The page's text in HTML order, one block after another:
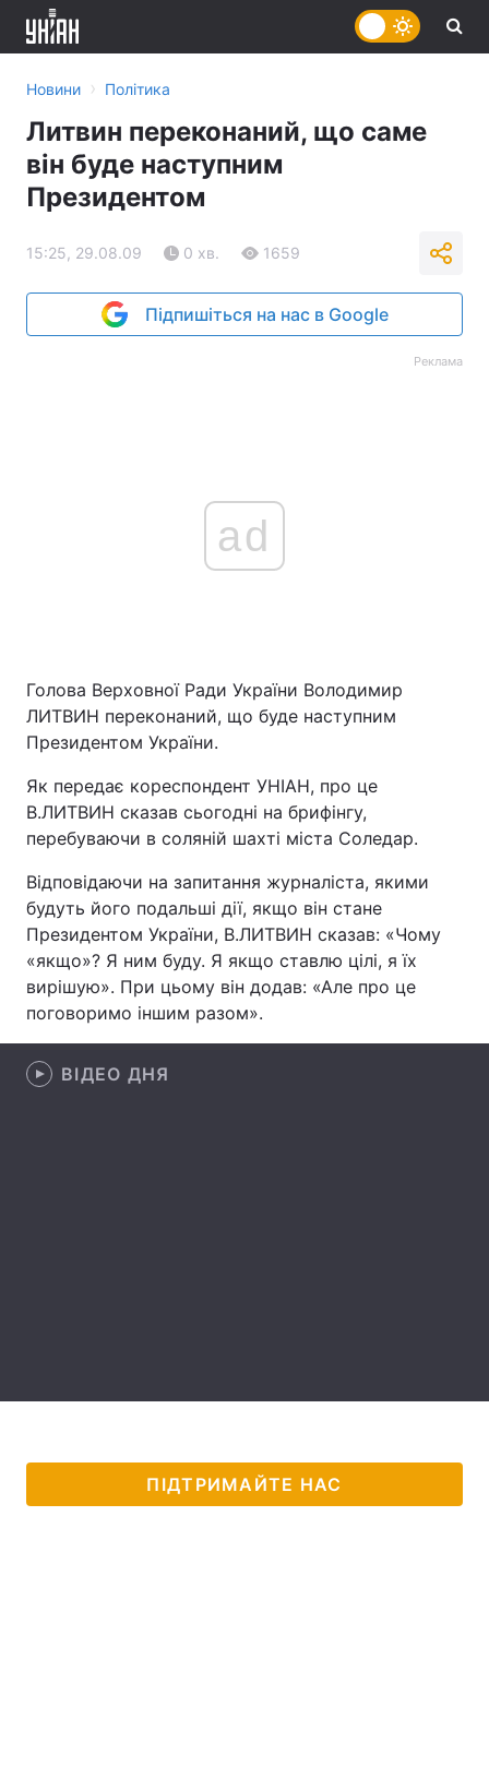
Головна
Цікавинки Погода
Лонгріди
Новини › Політика
Литвин переконаний, що саме
він буде наступним
Президентом
15:25, 29.08.09 0 хв. 1659
Підпишіться на нас в Google
Реклама
ad
Голова Верховної Ради України Володимир
ЛИТВИН переконаний, що буде наступним
Президентом України.
Як передає кореспондент УНІАН, про це
В.ЛИТВИН сказав сьогодні на брифінгу,
перебуваючи в соляній шахті міста Соледар.
Відповідаючи на запитання журналіста, якими
будуть його подальші дії, якщо він стане
Президентом України, В.ЛИТВИН сказав: «Чому
«якщо»? Я ним буду. Я якщо ставлю цілі, я їх
вирішую». При цьому він додав: «Але про це
поговоримо іншим разом».
ВІДЕО ДНЯ
ПІДТРИМАЙТЕ НАС